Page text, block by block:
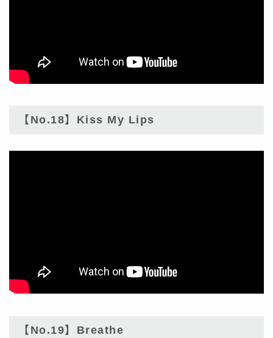
【No.18】Kiss My Lips
【No.19】Breathe